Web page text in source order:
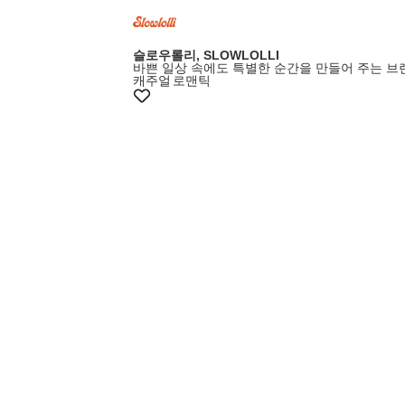
슬로우롤리, SLOWLOLLI
바쁜 일상 속에도 특별한 순간을 만들어 주는 브
캐주얼 로맨틱